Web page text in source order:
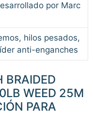
por Marc
hilos pesados,
anti-enganches
BRAIDED
WEED 25M
PARA